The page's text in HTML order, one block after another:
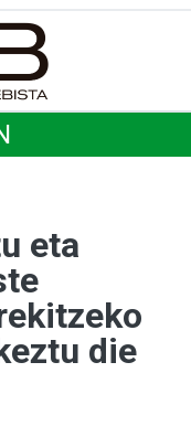
eta
die